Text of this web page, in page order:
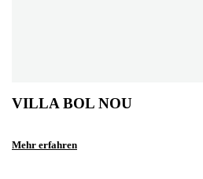
VILLA BOL NOU
Mehr erfahren